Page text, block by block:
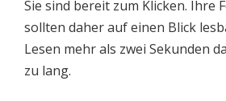
Sie sind bereit zum Klicken. Ihre
sollten daher auf einen Blick
Lesen mehr als zwei Sekunden
zu lang.